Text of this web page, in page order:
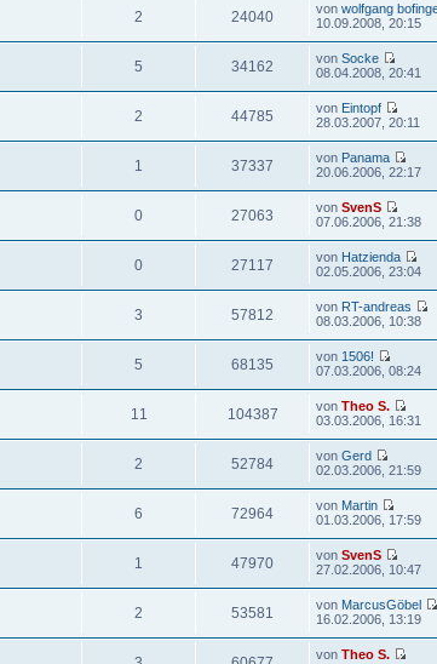
2 24040 vonwolfgang
10.09.2008, 20:15
5 34162 vonSocke
08.04.2008, 20:41
2 44785 von Eintopf
28.03.2007, 20:11
1 37337 von Panama
20.06.2006, 22:17
0 27063 vonSvenS
07.06.2006, 21:38
0 27117 von Hatzienda
02.05.2006, 23:04
3 57812 von RT-andreas
08.03.2006, 10:38
5 68135 von 1506!
07.03.2006, 08:24
11 104387 vonTheo S.
03.03.2006, 16:31
2 52784 vonGerd
02.03.2006, 21:59
6 72964 von Martin
01.03.2006, 17:59
1 47970 vonSvenS
27.02.2006, 10:47
2 53581 von MarcusGöbel
16.02.2006, 13:19
vonTheo S.